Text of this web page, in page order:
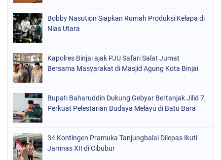
Bobby Nasution Siapkan Rumah Produksi Kelapa di
Nias Utara
Kapolres Binjai ajak PJU Safari Salat Jumat
Bersama Masyarakat di Masjid Agung Kota Binjai
Bupati Baharuddin Dukung Gebyar Bertanjak Jilid 7,
Perkuat Pelestarian Budaya Melayu di Batu Bara
34 Kontingen Pramuka Tanjungbalai Dilepas Ikuti
Jamnas XII di Cibubur